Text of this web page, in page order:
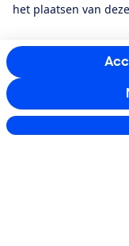
het plaatsen van
Algemene
Cookiebeleid